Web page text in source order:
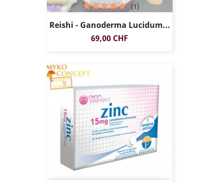
Reishi - Ganoderma Lucidum...
Preis
69,00 CHF
(1)